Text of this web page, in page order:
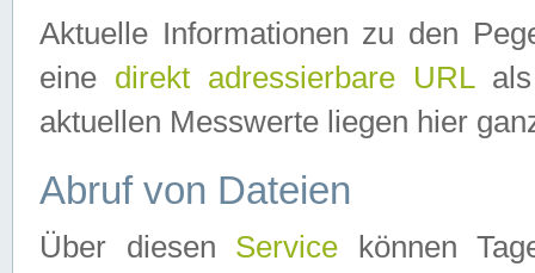
Aktuelle Informationen zu den
eine direkt adressierbare URLals
aktuellen Messwerte liegen hier
Abruf von Dateien
Über diesen Service können